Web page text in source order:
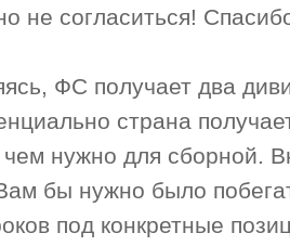
не согласиться!
ФС получает два
страна
нужно для сборной.
бы нужно было
под конкретные